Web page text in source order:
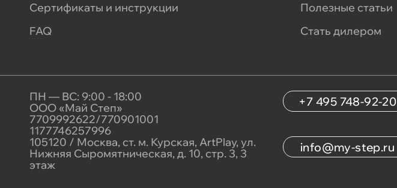
Сертификаты и инструкции
FAQ
Полезные статьи
Стать дилером
ПН — ВС: 9:00 - 18:00
ООО «Май Степ»
7709992622/770901001
1177746257996
105120 / Москва, ст. м. Курская, ArtPlay, ул.
Нижняя Сыромятническая, д. 10, стр. 3, 3
этаж
+7 495 748-92-20
info@my-step.ru